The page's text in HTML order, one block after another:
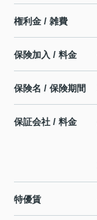
権利金 / 雑費
保険加入 / 料金
保険名 / 保険期間
保証会社 / 料金
特優賃